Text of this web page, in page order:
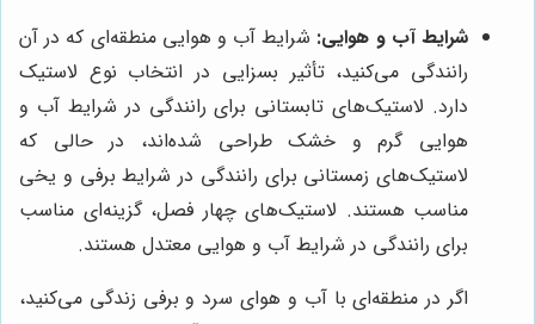
شرایط آب و هوایی: شرایط آب و هوایی منطقه‌ای که در آن
رانندگی می‌کنید، تأثیر بسزایی در انتخاب نوع لاستیک
دارد. لاستیک‌های تابستانی برای رانندگی در شرایط آب و
هوایی گرم و خشک طراحی شده‌اند، در حالی که
لاستیک‌های زمستانی برای رانندگی در شرایط برفی و یخی
مناسب هستند. لاستیک‌های چهار فصل، گزینه‌ای مناسب
برای رانندگی در شرایط آب و هوایی معتدل هستند.
اگر در منطقه‌ای با آب و هوای سرد و برفی زندگی می‌کنید،